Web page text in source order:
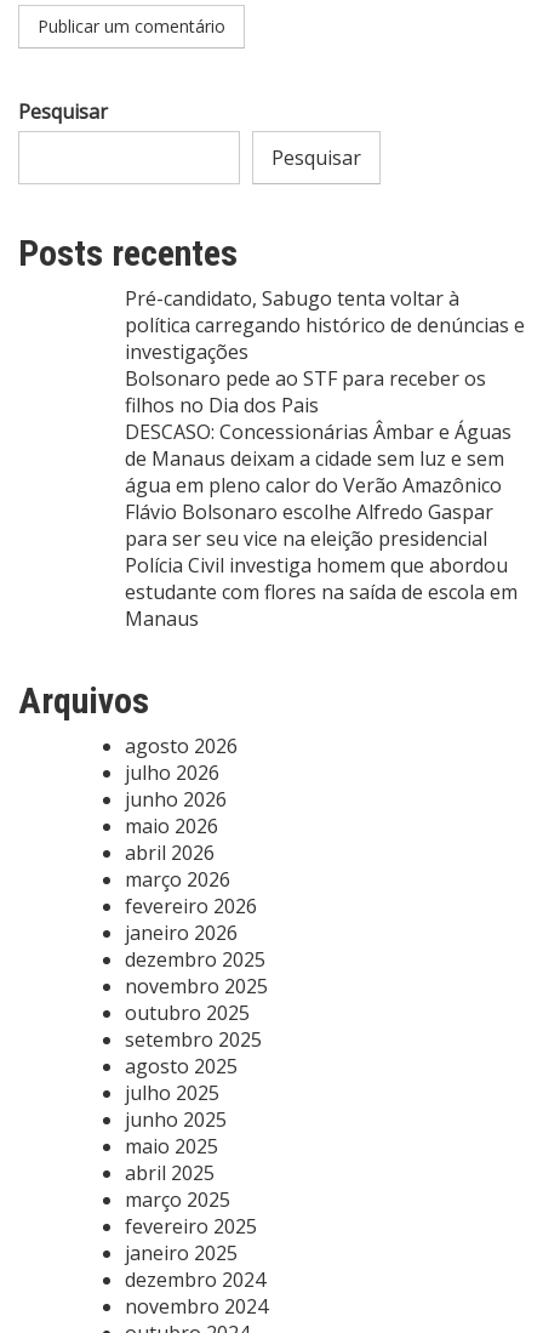
Pesquisar
Pesquisar
Posts recentes
Pré-candidato, Sabugo tenta voltar à
política carregando histórico de denúncias e
investigações
Bolsonaro pede ao STF para receber os
filhos no Dia dos Pais
DESCASO: Concessionárias Âmbar e Águas
de Manaus deixam a cidade sem luz e sem
água em pleno calor do Verão Amazônico
Flávio Bolsonaro escolhe Alfredo Gaspar
para ser seu vice na eleição presidencial
Polícia Civil investiga homem que abordou
estudante com flores na saída de escola em
Manaus
Arquivos
agosto 2026
julho 2026
junho 2026
maio 2026
abril 2026
março 2026
fevereiro 2026
janeiro 2026
dezembro 2025
novembro 2025
outubro 2025
setembro 2025
agosto 2025
julho 2025
junho 2025
maio 2025
abril 2025
março 2025
fevereiro 2025
janeiro 2025
dezembro 2024
novembro 2024